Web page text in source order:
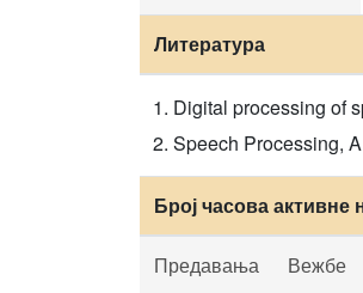
Литература
Digital processing of
Speech Processing,
Број часова
Предавања Вежбе